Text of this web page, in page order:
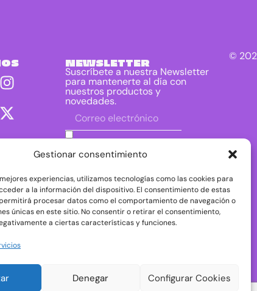
Gestionar consentimiento
experiencias, utilizamos tecnologías como las cookies para
a la información del dispositivo. El consentimiento de estas
procesar datos como el comportamiento de navegación o
únicas en este sitio. No consentir o retirar el consentimiento,
a ciertas características y funciones.
Denegar Configurar Cookies
NEWSLETTER
Suscríbete a nuestra Newsletter
para mantenerte al día con
nuestros productos y
novedades.
contenidas en la política de privacidad
sobre el tratamiento de mis datos para
DIRAC DIST, S.L. como responsable del
tratamiento tratará tus datos con la finalidad de
dar respuesta a tu consulta o petición. Puedes
acceder, rectificar y suprimir tus datos, así como
ejercer otros derechos consultando la
información adicional y detallada sobre
©